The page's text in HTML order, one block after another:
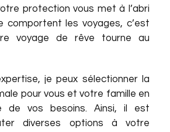
protection vous met à l’abri
comportent les voyages, c’est
voyage de rêve tourne au
je peux sélectionner la
pour vous et votre famille en
de vos besoins. Ainsi, il est
diverses options à votre